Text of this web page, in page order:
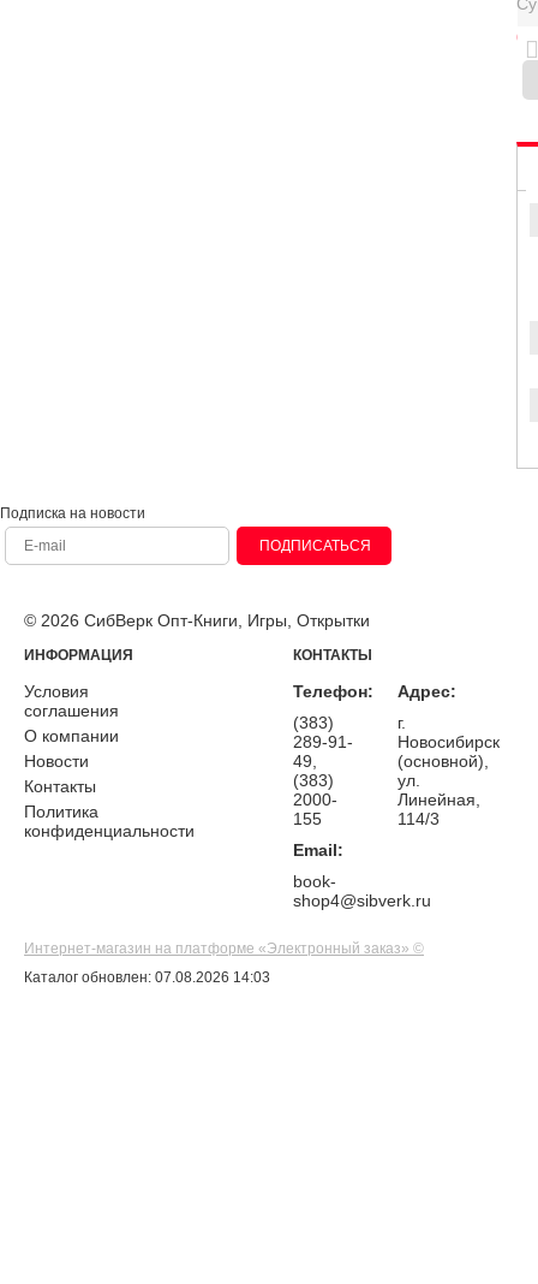
0
Подписка на новости
ПОДПИСАТЬСЯ
© 2026 СибВерк Опт-Книги, Игры, Открытки
ИНФОРМАЦИЯ
Условия
соглашения
О компании
Новости
Контакты
Политика
конфиденциальности
КОНТАКТЫ
Телефон:
(383)
289-91-
49,
(383)
2000-
155
Email:
book-
shop4@sibverk.ru
Адрес:
г.
Новосибирск
(основной),
ул.
Линейная,
114/3
Интернет-магазин на платформе «Электронный заказ» ©
Каталог обновлен: 07.08.2026 14:03